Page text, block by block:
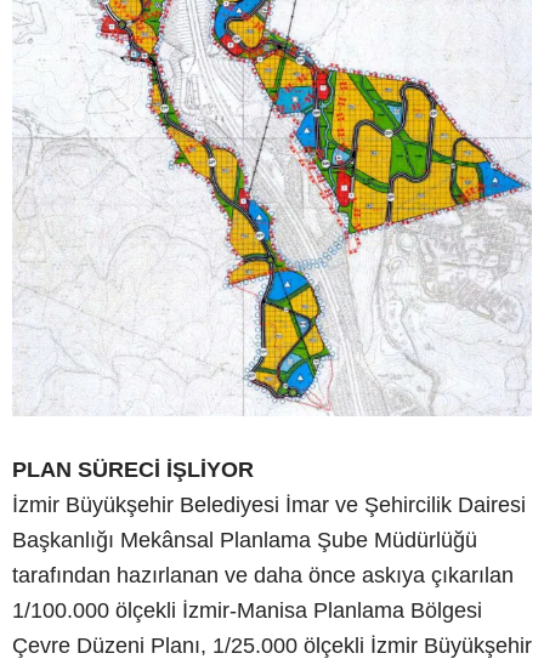
PLAN SÜRECİ İŞLİYOR
İzmir Büyükşehir Belediyesi İmar ve Şehircilik Dairesi
Başkanlığı Mekânsal Planlama Şube Müdürlüğü
tarafından hazırlanan ve daha önce askıya çıkarılan
1/100.000 ölçekli İzmir-Manisa Planlama Bölgesi
Çevre Düzeni Planı, 1/25.000 ölçekli İzmir Büyükşehir